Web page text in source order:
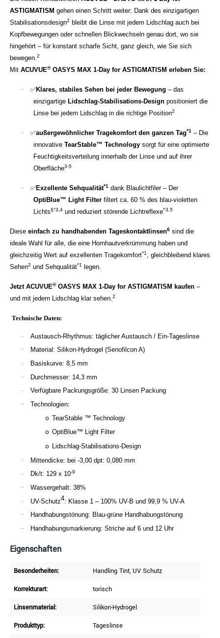
ASTIGMATISM gehen einen Schritt weiter: Dank des einzigartigen
Stabilisationsdesign2 bleibt die Linse mit jedem Lidschlag auch bei
Kopfbewegungen oder schnellen Blickwechseln genau dort, wo sie
hingehört – für konstant scharfe Sicht, ganz gleich, wie Sie sich
bewegen. 2
Mit ACUVUE®OASYS MAX 1-Day for ASTIGMATISM erleben Sie:
· ✅Klares, stabiles Sehen bei jeder Bewegung – das
einzigartige Lidschlag-Stabilisations-Design positioniert die
Linse bei jedem Lidschlag in die richtige Position2
· ✅außergewöhnlicher Tragekomfort den ganzen Tag*1 – Die
innovative TearStable™ Technology sorgt für eine optimierte
Feuchtigkeitsverteilung innerhalb der Linse und auf ihrer
Oberfläche3-5
· ✅Exzellente Sehqualität*1 dank Blaulichtfiler – Der
OptiBlue™ Light Filter filtert ca. 60 % des blau-violetten
Lichts§°3,4 und reduziert störende Lichtreflexe^3,5
Diese einfach zu handhabenden Tageskontaktlinsen6 sind die
ideale Wahl für alle, die eine Hornhautverkrümmung haben und
gleichzeitig Wert auf exzellenten Tragekomfort*1
, gleichbleibend klares
Sehen2 und Sehqualität*1 legen.
Jetzt ACUVUE®OASYS MAX 1-Day for ASTIGMATISM kaufen –
und mit jedem Lidschlag klar sehen. 2
Technische Daten:
·
Austausch-Rhythmus: täglicher Austausch / Ein-Tageslinse
·
Material: Silikon-Hydrogel (Senofilcon A)
·
Basiskurve: 8,5 mm
·
Durchmesser: 14,3 mm
·
Verfügbare Packungsgröße: 30 Linsen Packung
·
Technologien:
o TearStable ™ Technology
o OptiBlue™ Light Filter
o
Lidschlag-Stabilisations-Design
·
Mittendicke: bei -3,00 dpt: 0,080 mm
·
Dk/t: 129 x 10-9
·
Wassergehalt: 38%
·
UV-Schutz4: Klasse 1 – 100% UV-B und 99,9 % UV-A
·
Handhabungstönung: Blau-grüne Handhabungstönung
·
Handhabungsmarkierung: Striche auf 6 und 12 Uhr
Eigenschaften
Besonderheiten: Handling Tint, UV Schutz
Korrekturart:
torisch
Linsenmaterial:
Silikon-Hydrogel
Produkttyp:
Tageslinse